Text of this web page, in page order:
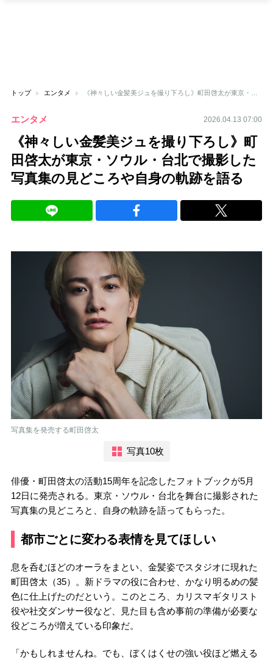
トップ エンタメ
エンタメ 2026.04.13 07:00
《神々しい金髪美ジュを撮り下ろし》町
田啓太が東京・ソウル・台北で撮影した
写真集の見どころや自身の軌跡を語る
写真集を発売する町田啓太
写真10枚
俳優・町田啓太の活動15周年を記念したフォトブックが5月
12日に発売される。東京・ソウル・台北を舞台に撮影された
写真集の見どころと、自身の軌跡を語ってもらった。
都市ごとに変わる表情を見てほしい
息を呑むほどのオーラをまとい、金髪姿でスタジオに現れた
町田啓太（35）。新ドラマの役に合わせ、かなり明るめの髪
色に仕上げたのだという。このところ、カリスマギタリスト
役や社交ダンサー役など、見た目も含め事前の準備が必要な
役どころが増えている印象だ。
「かもしれませんね。でも、ぼくはくせの強い役ほど燃える